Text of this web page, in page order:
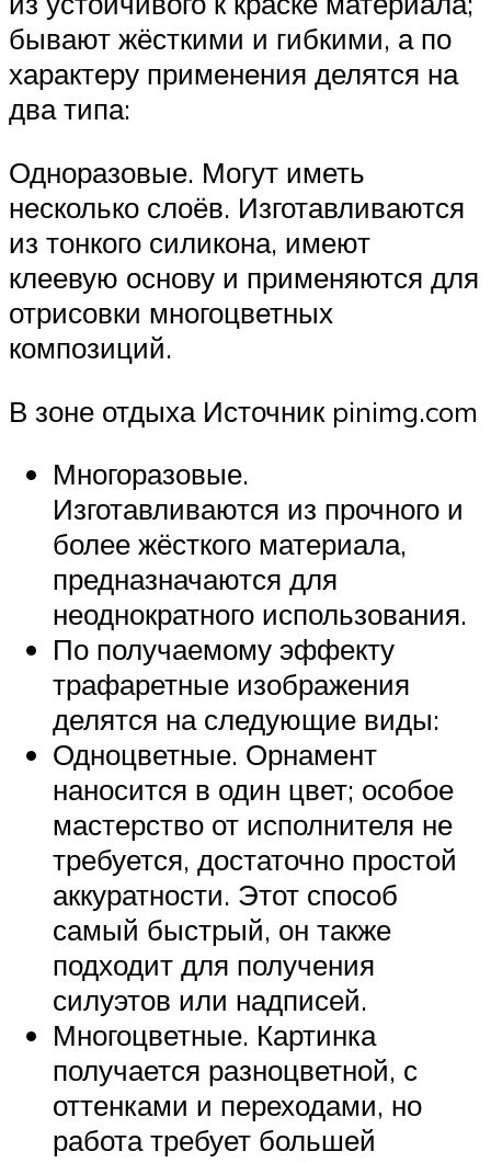
бывают жёсткими и гибкими, а по
характеру применения делятся на
два типа:
Одноразовые. Могут иметь
несколько слоёв. Изготавливаются
из тонкого силикона, имеют
клеевую основу и применяются для
отрисовки многоцветных
композиций.
В зоне отдыха Источник pinimg.com
Многоразовые.
Изготавливаются из прочного и
более жёсткого материала,
предназначаются для
неоднократного использования.
По получаемому эффекту
трафаретные изображения
делятся на следующие виды:
Одноцветные. Орнамент
наносится в один цвет; особое
мастерство от исполнителя не
требуется, достаточно простой
аккуратности. Этот способ
самый быстрый, он также
подходит для получения
силуэтов или надписей.
Многоцветные. Картинка
получается разноцветной, с
оттенками и переходами, но
работа требует большей